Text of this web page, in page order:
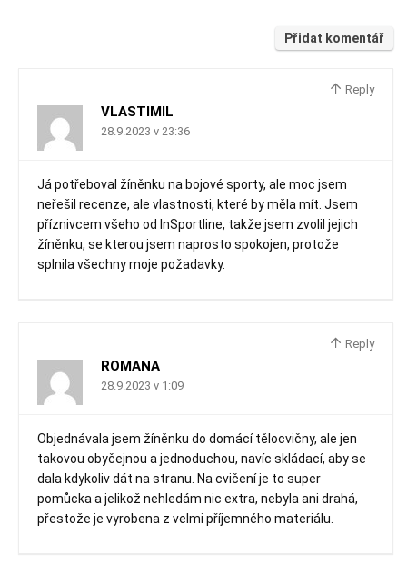
Přidat komentář
Reply
VLASTIMIL
28.9.2023 v 23:36
Já potřeboval žíněnku na bojové sporty, ale moc jsem
neřešil recenze, ale vlastnosti, které by měla mít. Jsem
příznivcem všeho od InSportline, takže jsem zvolil jejich
žíněnku, se kterou jsem naprosto spokojen, protože
splnila všechny moje požadavky.
Reply
ROMANA
28.9.2023 v 1:09
Objednávala jsem žíněnku do domácí tělocvičny, ale jen
takovou obyčejnou a jednoduchou, navíc skládací, aby se
dala kdykoliv dát na stranu. Na cvičení je to super
pomůcka a jelikož nehledám nic extra, nebyla ani drahá,
přestože je vyrobena z velmi příjemného materiálu.